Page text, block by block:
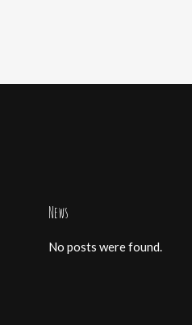
News
No posts were found.